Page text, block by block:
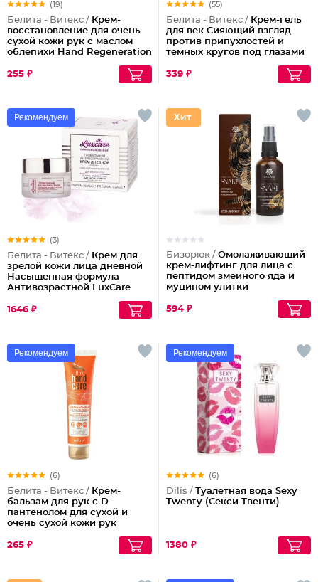
(19)
Белита - Витекс / Крем-
восстановление для очень
сухой кожи рук с маслом
облепихи Hand Regeneration
Skin
255 ₽
(55)
Белита - Витекс / Крем-гель
для век Сияющий взгляд
против припухлостей и
темных кругов под глазами
339 ₽
Рекомендуем
(3)
Белита - Витекс / Крем для
зрелой кожи лица дневной
Насыщенная формула
Антивозрастной LuxCare
1646 ₽
Бизорюк / Омолаживающий
крем-лифтинг для лица с
пептидом змеиного яда и
муцином улитки
594 ₽
Рекомендуем
(6)
Белита - Витекс / Крем-
бальзам для рук с D-
пантенолом для сухой и
очень сухой кожи рук
265 ₽
Рекомендуем
(6)
Dilis / Туалетная вода Sexy
Twenty (Секси Твенти)
1380 ₽